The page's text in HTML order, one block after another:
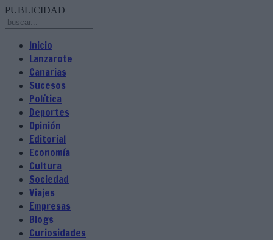
PUBLICIDAD
Inicio
Lanzarote
Canarias
Sucesos
Política
Deportes
Opinión
Editorial
Economía
Cultura
Sociedad
Viajes
Empresas
Blogs
Curiosidades